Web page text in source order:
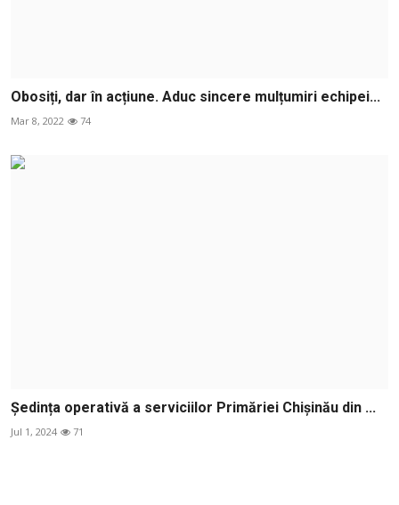
Obosiți, dar în acțiune. Aduc sincere mulțumiri echipei...
Mar 8, 2022 74
Ședința operativă a serviciilor Primăriei Chișinău din ...
Jul 1, 2024 71